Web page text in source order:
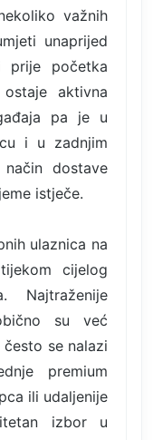
važnih
unaprijed
prije početka
aktivna
pa je u
i u zadnjim
dostave
istječe.
ulaznica na
cijelog
Najtraženije
su već
se nalazi
premium
ili udaljenije
izbor u